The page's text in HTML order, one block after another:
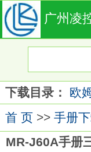
广州凌
下载目录： 欧
首 页>> 手册
MR-J60A手册